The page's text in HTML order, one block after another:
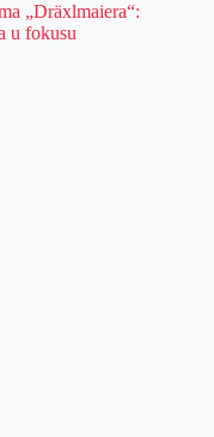
„Dräxlmaiera“:
u fokusu